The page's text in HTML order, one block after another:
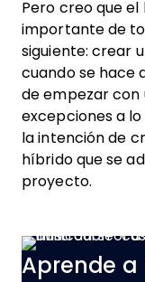
Pero creo que
importante de
siguiente: crear
cuando se hace
de empezar con
excepciones a
la intención de
híbrido que se
proyecto.
Aprende